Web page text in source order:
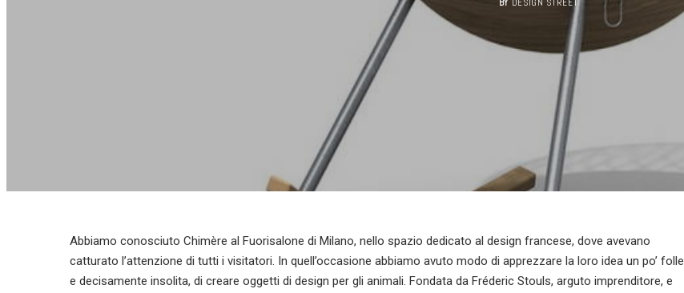
Abbiamo conosciuto Chimère al Fuorisalone di Milano, nello spazio dedicato al design francese, dove avevano
catturato l’attenzione di tutti i visitatori. In quell’occasione abbiamo avuto modo di apprezzare la loro idea un po’ folle
e decisamente insolita, di creare oggetti di design per gli animali. Fondata da Fréderic Stouls, arguto imprenditore, e